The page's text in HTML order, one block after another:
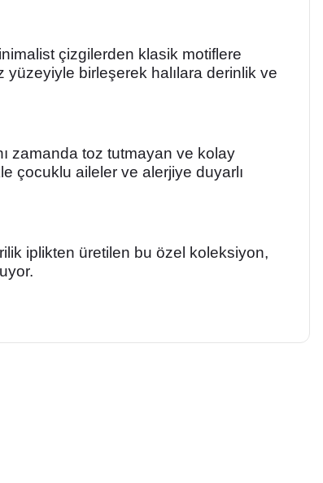
çizgilerden klasik motiflere
yüzeyiyle birleşerek halılara derinlik ve
zamanda toz tutmayan ve kolay
çocuklu aileler ve alerjiye duyarlı
iplikten üretilen bu özel koleksiyon,